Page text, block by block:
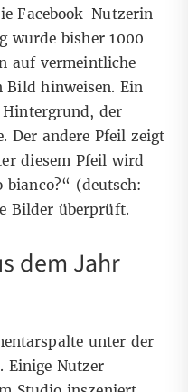
Facebook-Nutzerin
wurde bisher 1000
auf vermeintliche
Bild hinweisen. Ein
der
Der andere Pfeil zeigt
diesem Pfeil wird
bianco?“ (deutsch:
Bilder überprüft.
dem Jahr
unter der
Einige Nutzer